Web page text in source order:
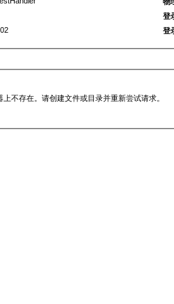
登
登
不存在。请创建文件或目录并重新尝试请求。